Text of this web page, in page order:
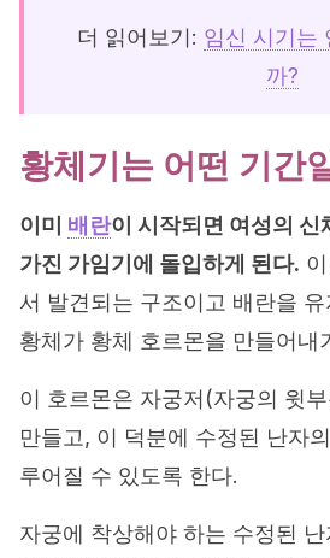
더 읽어보기: 임신 시기는
까?
황체기는 어떤 기간
이미 배란이 시작되면 여성의 신
가진 가임기에 돌입하게 된다.
서 발견되는 구조이고 배란을
황체가 황체 호르몬을 만들어내
이 호르몬은 자궁저(자궁의 윗
만들고, 이 덕분에 수정된 난자
루어질 수 있도록 한다.
자궁에 착상해야 하는 수정된 난